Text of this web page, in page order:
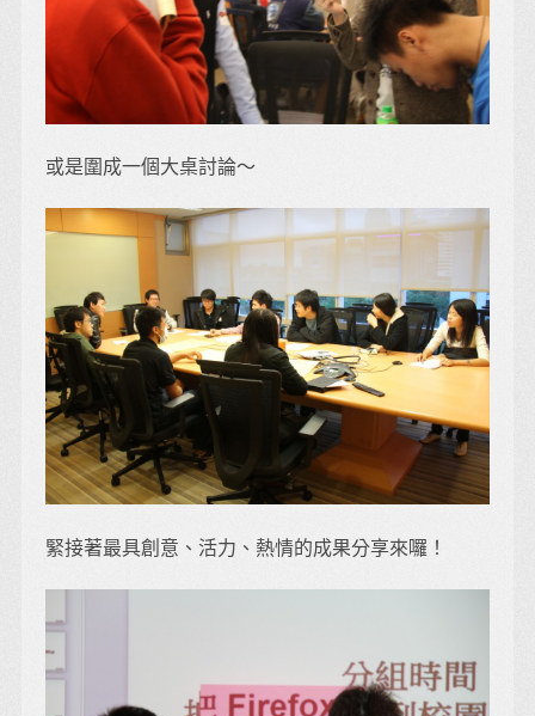
或是圍成一個大桌討論～
緊接著最具創意、活力、熱情的成果分享來囉！